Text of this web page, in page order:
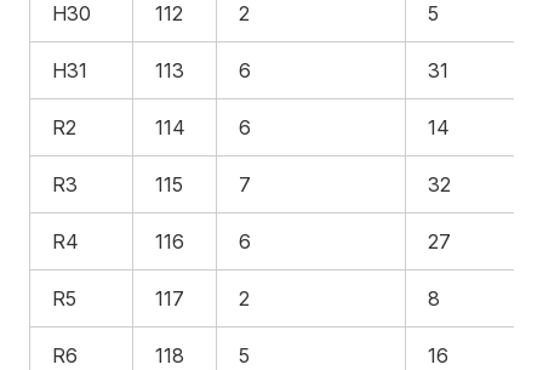
H30 112 2 5
H31 113 6 31
R2 114 6 14
R3 115 7 32
R4 116 6 27
R5 117 2 8
R6 118 5 16